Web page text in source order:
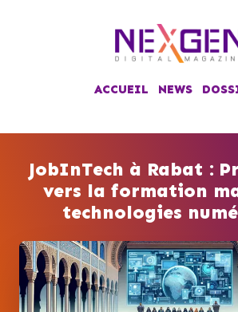
ACCUEIL NEWS
JobInTech à Rabat :
vers la formation
technologies